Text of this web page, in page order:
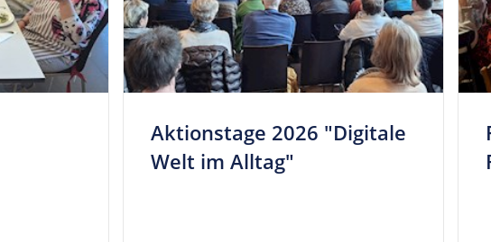
Akti­ons­tage 2026 "Digi­tale
Welt im Alltag"